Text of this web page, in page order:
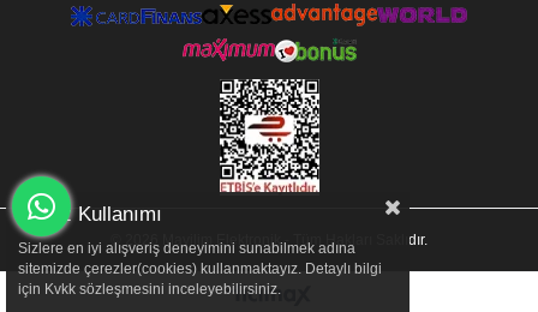
© 2026 Mavilim Elektronik - Tüm Hakları Saklıdır.
Çerez Kullanımı
Sizlere en iyi alışveriş deneyimini sunabilmek adına
sitemizde çerezler(cookies) kullanmaktayız. Detaylı bilgi
için Kvkk sözleşmesini inceleyebilirsiniz.